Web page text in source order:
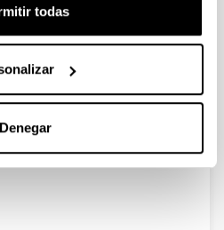
todas
Denegar
web!